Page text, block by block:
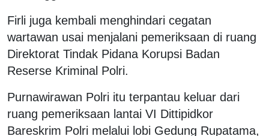
Firli juga kembali menghindari cegatan
wartawan usai menjalani pemeriksaan di ruang
Direktorat Tindak Pidana Korupsi Badan
Reserse Kriminal Polri.
Purnawirawan Polri itu terpantau keluar dari
ruang pemeriksaan lantai VI Dittipidkor
Bareskrim Polri melalui lobi Gedung Rupatama,